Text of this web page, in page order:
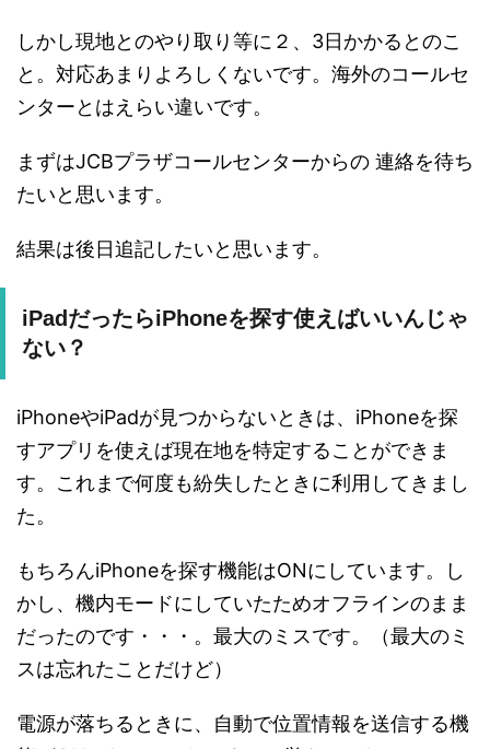
しかし現地とのやり取り等に２、3日かかるとのこ
と。対応あまりよろしくないです。海外のコールセ
ンターとはえらい違いです。
まずはJCBプラザコールセンターからの 連絡を待ち
たいと思います。
結果は後日追記したいと思います。
iPadだったらiPhoneを探す使えばいいんじゃ
ない？
iPhoneやiPadが見つからないときは、iPhoneを探
すアプリを使えば現在地を特定することができま
す。これまで何度も紛失したときに利用してきまし
た。
もちろんiPhoneを探す機能はONにしています。し
かし、機内モードにしていたためオフラインのまま
だったのです・・・。最大のミスです。（最大のミ
スは忘れたことだけど）
電源が落ちるときに、自動で位置情報を送信する機